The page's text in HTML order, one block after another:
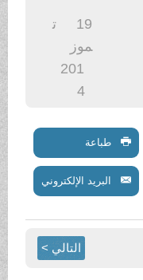
موز
201
طباعة
البريد الإلكتروني
التالي >